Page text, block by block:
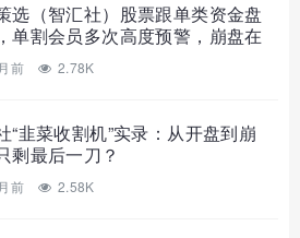
选（智汇社）股票跟单类资金盘
单割会员多次高度预警，崩盘在
前 2.78K
“韭菜收割机”实录：从开盘到崩
剩最后一刀？
前 2.58K